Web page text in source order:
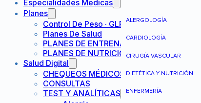
Especialidades Medicas
ALERGOLOGÍA
CARDIOLOGÍA
CIRUGÍA VASCULAR
DIETÉTICA Y NUTRICIÓN
ENFERMERÍA
Planes
Control De Peso · GLP-1
Planes De Salud
PLANES DE ENTRENAMIENTO
PLANES DE NUTRICIÓN
Salud Digital
CHEQUEOS MÉDICOS
CONSULTAS
TEST Y ANALÍTICAS